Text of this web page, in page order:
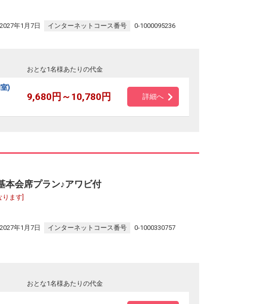
年1月7日 インターネットコース番号 0-1000095236
おとな1名様あたりの代金
)
9,680円～10,780円 詳細へ
本会席プラン♪アワビ付
ります]
年1月7日 インターネットコース番号 0-1000330757
おとな1名様あたりの代金